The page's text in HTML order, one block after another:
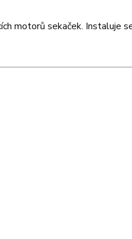
motorů sekaček. Instaluje